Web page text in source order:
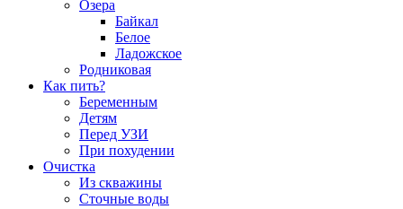
Озера
Байкал
Белое
Ладожское
Родниковая
Как пить?
Беременным
Детям
Перед УЗИ
При похудении
Очистка
Из скважины
Сточные воды